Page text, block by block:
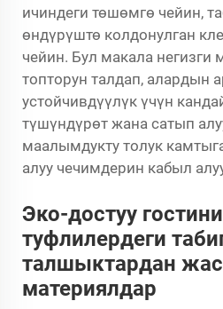
ичиндеги төшөмгө чейин,
өндүрүштө колдонулган
чейин. Бул макала негизги
топторун талдап, алардын
устойчивдүүлүк үчүн
түшүндүрөт жана сатып
маалымдукту толук
алуу чечимдерин кабыл
Эко-достуу
туфлилердеги
талшыктардан
материялдар